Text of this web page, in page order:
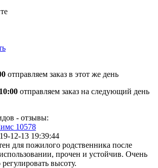
отправляем заказ в этот же день
отправляем заказ на следующий день
- отзывы:
10578
12-13 19:39:44
для пожилого родственника после
прочен и устойчив. Очень
высоту.